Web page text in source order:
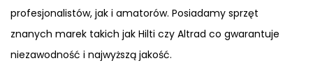
profesjonalistów, jak i amatorów. Posiadamy sprzęt
znanych marek takich jak Hilti czy Altrad co gwarantuje
niezawodność i najwyższą jakość.